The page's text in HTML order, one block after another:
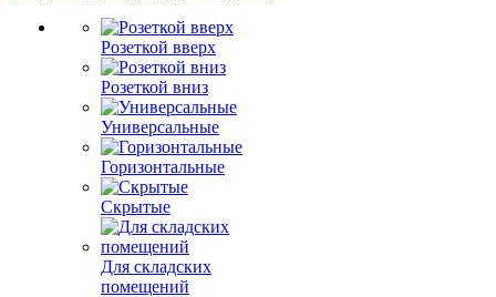
Розеткой вверх
Розеткой вниз
Универсальные
Горизонтальные
Скрытые
Для складских
помещений